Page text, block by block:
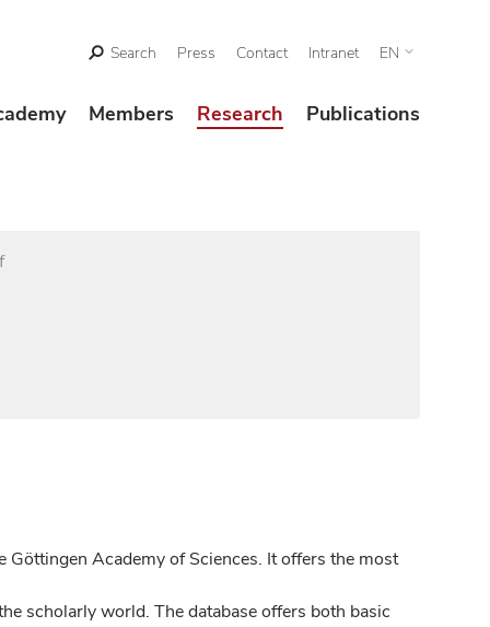
Search Press Contact Intranet EN
Members Research Publications
Academy of Sciences. It offers the most
scholarly world. The database offers both basic